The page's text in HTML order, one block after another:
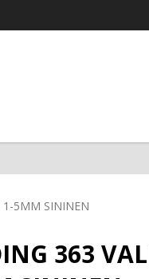
1-5MM SININEN
363